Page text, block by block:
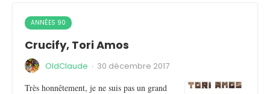
ANNÉES 90
Crucify, Tori Amos
OldClaude · 30 décembre 2017
Très honnêtement, je ne suis pas un grand